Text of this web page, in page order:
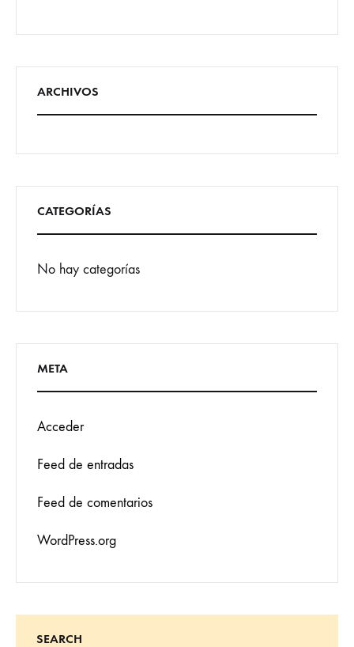
ARCHIVOS
CATEGORÍAS
No hay categorías
META
Acceder
Feed de entradas
Feed de comentarios
WordPress.org
SEARCH